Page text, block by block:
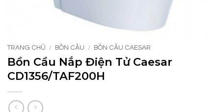
TRANG CHỦ / BỒN CẦU / BỒN CẦU CAESAR
Bồn Cầu Nắp Điện Tử Caesar
CD1356/TAF200H